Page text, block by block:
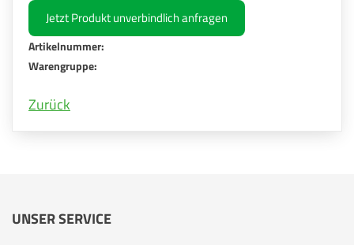
Jetzt Produkt unverbindlich anfragen
Artikelnummer:
Warengruppe:
Zurück
UNSER SERVICE